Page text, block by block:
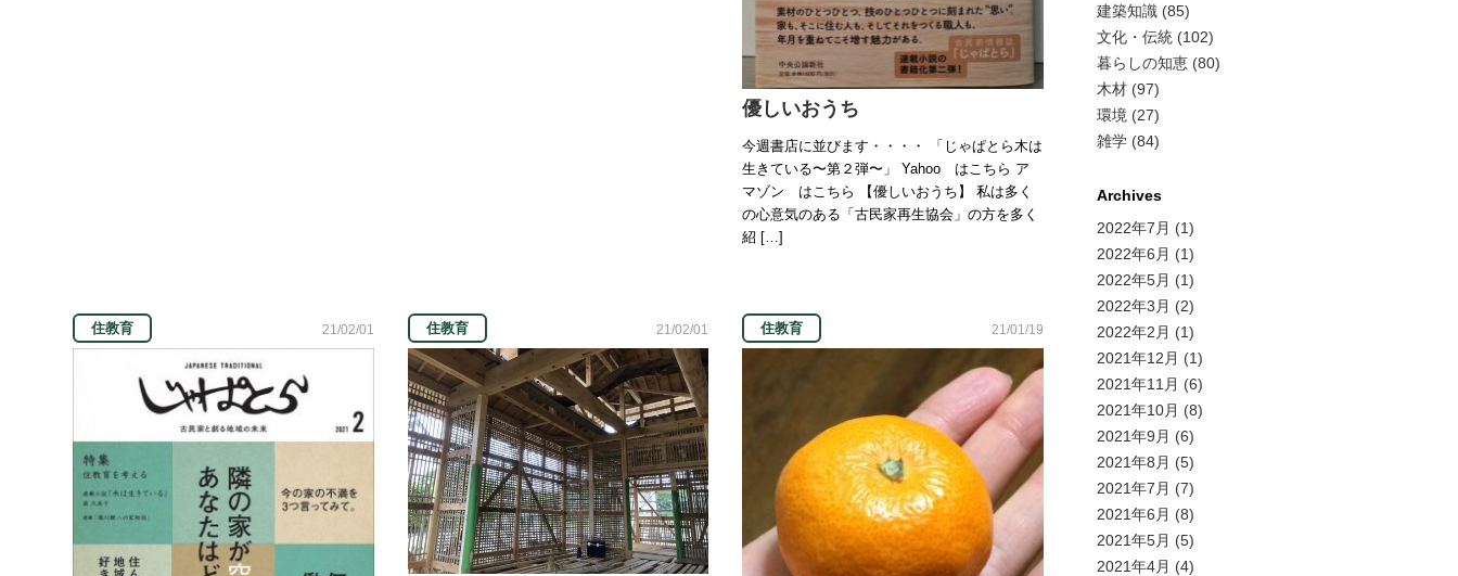
優しいおうち
今週書店に並びます・・・・ 「じゃぱとら木は
生きている〜第２弾〜」 Yahoo はこちら ア
マゾン はこちら 【優しいおうち】 私は多く
の心意気のある「古民家再生協会」の方を多く
紹 […]
住教育 21/02/01 住教育 21/02/01 住教育 21/01/19
建築知識 (85)
文化・伝統 (102)
暮らしの知恵 (80)
木材 (97)
環境 (27)
雑学 (84)
Archives
2022年7月 (1)
2022年6月 (1)
2022年5月 (1)
2022年3月 (2)
2022年2月 (1)
2021年12月 (1)
2021年11月 (6)
2021年10月 (8)
2021年9月 (6)
2021年8月 (5)
2021年7月 (7)
2021年6月 (8)
2021年5月 (5)
2021年4月 (4)